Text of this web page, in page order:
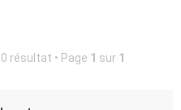
résultat • Page 1 sur 1